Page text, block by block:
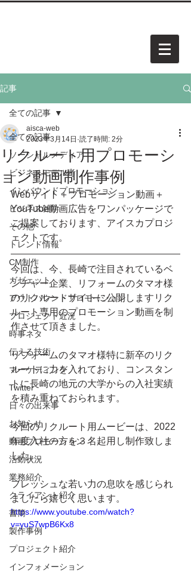
記事
全ての記事
ソーシャルメディア
ビジネスモデル考
インバウンドプロモーション
ビジネス雑学
その他
トレンド情報
CM制作
ガゼェット
アウトバウンドプロモーション
プロジェクト近況
時事ネタ
伝える技術
マーケティング
Twitter
日々の出来事
お知らせ
動画プロモーション
活動状況
業務紹介
クライアント紹介
書簡
製作事例
プロジェクト紹介
インフォメーション
全ての記事
リクルート用プロモーシ
ョン動画制作事例
aisca-web
2023年3月14日 読了時間: 2分
Webサイト＋プロモーション動画＋
YouTube動画広告をワンパッケージで
ご提案しております、アイスカプロジ
ェクトです。
今回は、今、長崎で注目されているベ
ンチャー企業、リフォームのタマオ様
のリクルートサイトに公開しますリク
ルート専用のプロモーション動画を制
作させて頂きました。
リフォームのタマオ様特に新卒のリク
ルートに力を入れており、コンスタン
トに長崎の地元の大学からの入社実績
を積み重ねておられます。
今回のリクルート用ムービーは、2022
年度入社の方を３名起用し制作致しま
した。
フレッシュな若い力の息吹を感じられ
ましたら嬉しく思います。
https://www.youtube.com/watch?
v=yuS7wpB6Kx8